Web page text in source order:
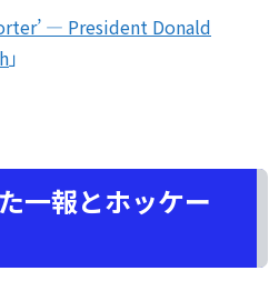
— President Donald
」
一報とホッケー